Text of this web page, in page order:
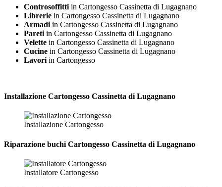
Controsoffitti in Cartongesso Cassinetta di Lugagnano
Librerie in Cartongesso Cassinetta di Lugagnano
Armadi in Cartongesso Cassinetta di Lugagnano
Pareti in Cartongesso Cassinetta di Lugagnano
Velette in Cartongesso Cassinetta di Lugagnano
Cucine in Cartongesso Cassinetta di Lugagnano
Lavori in Cartongesso
Installazione Cartongesso Cassinetta di Lugagnano
Installazione Cartongesso
Riparazione buchi Cartongesso Cassinetta di Lugagnano
Installatore Cartongesso